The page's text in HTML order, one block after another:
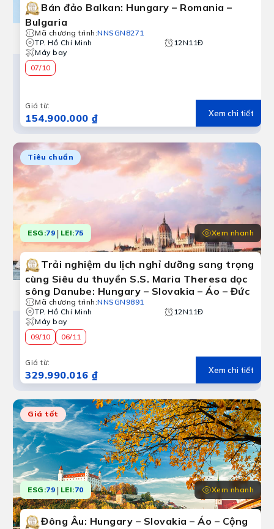
Hungary
thành phố đẹp nhất châu Âu. Nước này cũng có
Bán đảo Balkan: Hungary – Romania –
Bulgaria
Mã chương trình:NNSGN8271
TP. Hồ Chí Minh
12N11Đ
Máy bay
07/10
Giá từ:
154.900.000 ₫ Xem chi tiết
Tiêu chuẩn
ESG:79 | LEI:75 Xem nhanh
Trải nghiệm du lịch nghỉ dưỡng sang trọng
cùng Siêu du thuyền S.S. Maria Theresa dọc
sông Danube: Hungary – Slovakia – Áo – Đức
Mã chương trình:NNSGN9891
TP. Hồ Chí Minh
12N11Đ
Máy bay
09/10
06/11
Giá từ:
329.990.016 ₫ Xem chi tiết
Giá tốt
ESG:79 | LEI:70 Xem nhanh
Đông Âu: Hungary – Slovakia – Áo – Cộng